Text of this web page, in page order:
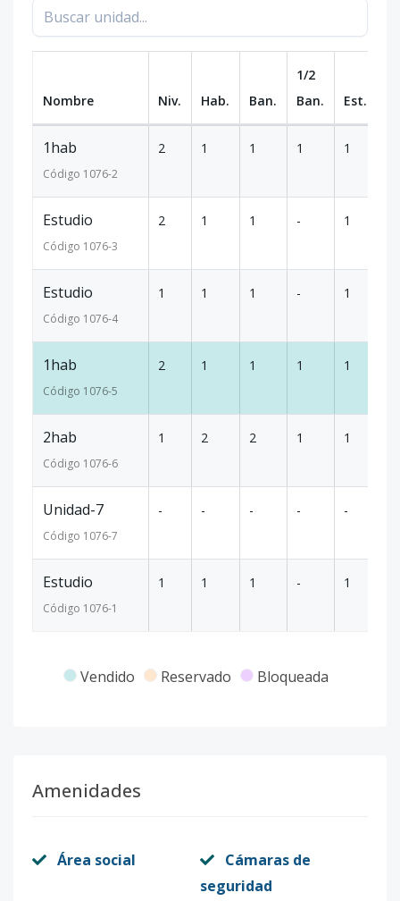
Nombre Niv. Hab. Ban.
1/2
Ban.
Est.
1hab
Código 1076-2
2 1 1 1 1
Estudio
Código 1076-3
2 1 1 - 1
Estudio
Código 1076-4
1 1 1 - 1
1hab
Código 1076-5
2 1 1 1 1
2hab
Código 1076-6
1 2 2 1 1
Unidad-7
Código 1076-7
- - - - -
Estudio
Código 1076-1
1 1 1 - 1
Vendido Reservado Bloqueada
Amenidades
Área social
Cámaras de
seguridad